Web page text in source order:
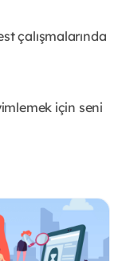
çalışmalarında
için seni